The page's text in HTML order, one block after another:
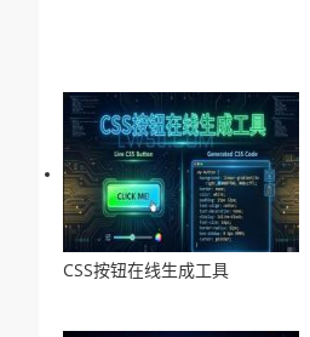
CSS按钮在线生成工具